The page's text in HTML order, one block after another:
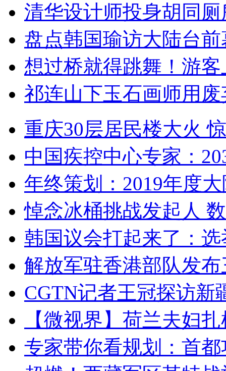
清华设计师投身胡同
盘点韩国瑜访大陆台
想过桥就得跳舞！游客
祁连山下玉石画师用
重庆30层居民楼大火
中国疾控中心专家：
年终策划：2019年度
悼念冰桶挑战发起人
韩国议会打起来了：
解放军驻香港部队发
CGTN记者王冠探访新
【微视界】荷兰夫妇
专家带你看规划：首